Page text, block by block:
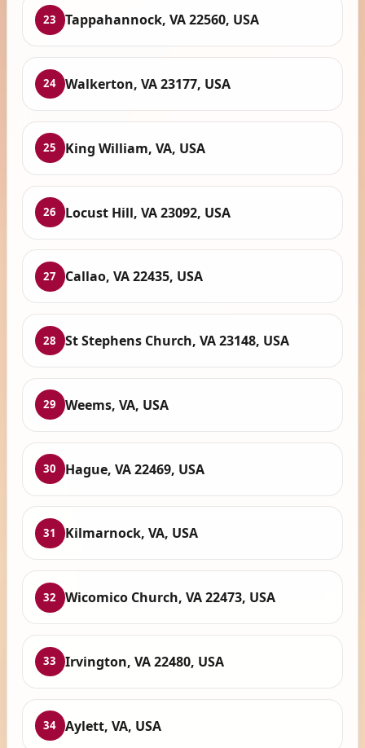
23 Tappahannock, VA 22560, USA
24 Walkerton, VA 23177, USA
25 King William, VA, USA
26 Locust Hill, VA 23092, USA
27 Callao, VA 22435, USA
28 St Stephens Church, VA 23148, USA
29 Weems, VA, USA
30 Hague, VA 22469, USA
31 Kilmarnock, VA, USA
32 Wicomico Church, VA 22473, USA
33 Irvington, VA 22480, USA
34 Aylett, VA, USA